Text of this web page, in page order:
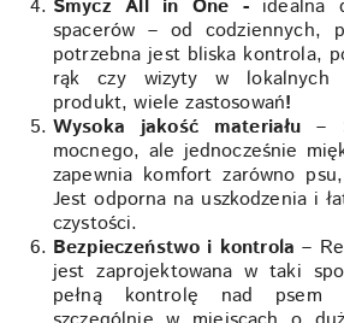
Smycz All in One - idealna
spacerów – od codziennych,
potrzebna jest bliska kontrola,
rąk czy wizyty w lokalnych
produkt, wiele zastosowań!
Wysoka jakość materiału –
mocnego, ale jednocześnie
zapewnia komfort zarówno
Jest odporna na uszkodzenia i
czystości.
Bezpieczeństwo i kontrola –
jest zaprojektowana w taki
pełną kontrolę nad psem